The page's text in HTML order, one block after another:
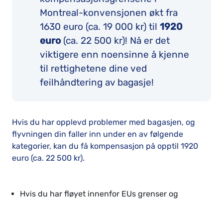
Montreal-konvensjonen økt fra
1630 euro (ca. 19 000 kr) til 1920
euro(ca. 22 500 kr)! Nå er det
viktigere enn noensinne å kjenne
til rettighetene dine ved
feilhåndtering av bagasje!
Hvis du har opplevd problemer med bagasjen, og
flyvningen din faller inn under en av følgende
kategorier, kan du få kompensasjon på opptil 1920
euro (ca. 22 500 kr).
Hvis du har fløyet innenfor EUs grenser og